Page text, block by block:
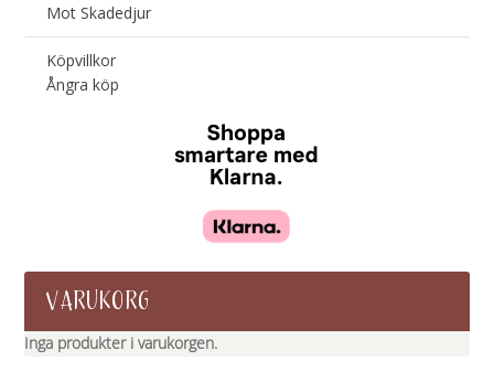
Mot Skadedjur
Köpvillkor
Ångra köp
VARUKORG
Inga produkter i varukorgen.